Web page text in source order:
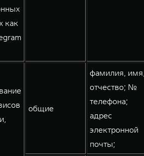
как
общие
фамилия,
отчество; №
телефона;
адрес
электронной
почты;